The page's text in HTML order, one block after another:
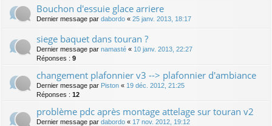
Bouchon d'essuie glace arriere
Dernier message par dabordo « 25 janv. 2013, 18:17
siege baquet dans touran ?
Dernier message par namasté « 10 janv. 2013, 22:27
Réponses : 9
changement plafonnier v3 --> plafonnier d'ambiance
Dernier message par Piston « 19 déc. 2012, 21:25
Réponses : 12
problème pdc après montage attelage sur touran v2
Dernier message par dabordo « 17 nov. 2012, 19:12